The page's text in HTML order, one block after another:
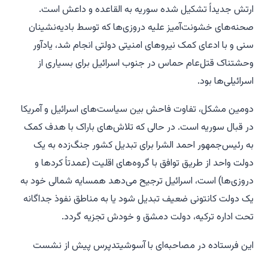
ارتش جدیداً تشکیل شده سوریه به القاعده و داعش است.
صحنه‌های خشونت‌آمیز علیه دروزی‌ها که توسط بادیه‌نشینان
سنی و با ادعای کمک نیروهای امنیتی دولتی انجام شد، یادآور
وحشتناک قتل‌عام حماس در جنوب اسرائیل برای بسیاری از
اسرائیلی‌ها بود.
دومین مشکل، تفاوت فاحش بین سیاست‌های اسرائیل و آمریکا
در قبال سوریه است. در حالی که تلاش‌های باراک با هدف کمک
به رئیس‌جمهور احمد الشرا برای تبدیل کشور جنگ‌زده به یک
دولت واحد از طریق توافق با گروه‌های اقلیت (عمدتاً کردها و
دروزی‌ها) است، اسرائیل ترجیح می‌دهد همسایه شمالی خود به
یک دولت کانتونی ضعیف تبدیل شود یا به مناطق نفوذ جداگانه
تحت اداره ترکیه، دولت دمشق و خودش تجزیه گردد.
این فرستاده در مصاحبه‌ای با آسوشیتدپرس پیش از نشست